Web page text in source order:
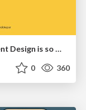
Breaking role norms: Why Content Design is so much more than writing copy - Taylor Woolridge
0 360